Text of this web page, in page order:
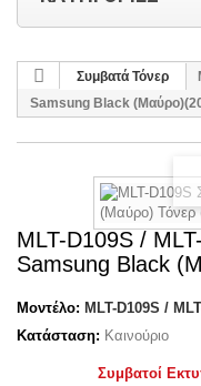
Συμβατά Τόνερ
Samsung Black
MLT-D109S /
Samsung Black
Μοντέλο: MLT-D109S /
Κατάσταση: Καινούριο
Συμβατοί